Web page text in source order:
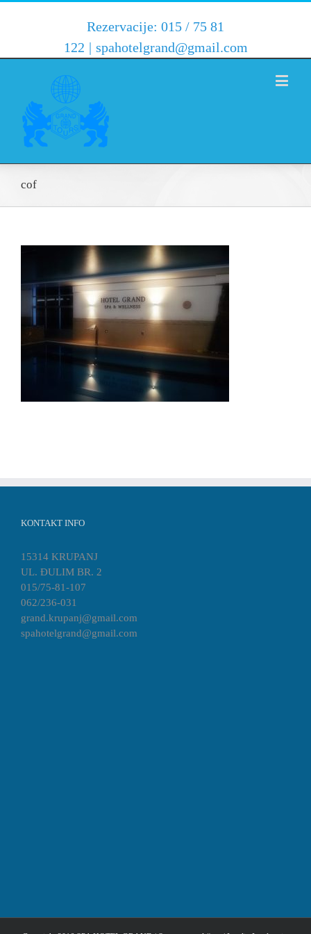
Rezervacije: 015 / 75 81
122 | spahotelgrand@gmail.com
cof
KONTAKT INFO
15314 KRUPANJ
UL. ĐULIM BR. 2
015/75-81-107
062/236-031
grand.krupanj@gmail.com
spahotelgrand@gmail.com